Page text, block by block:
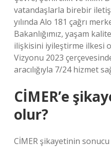
vatandaşlarla birebir
yılında Alo 181 çağrı
Bakanlığımız, yaşam
ilişkisini iyileştirme ilkesi
Vizyonu 2023
aracılığıyla 7/24 hizmet
CİMER’e
olur?
CİMER şikayetinin sonucu